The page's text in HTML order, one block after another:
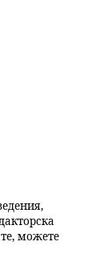
можете